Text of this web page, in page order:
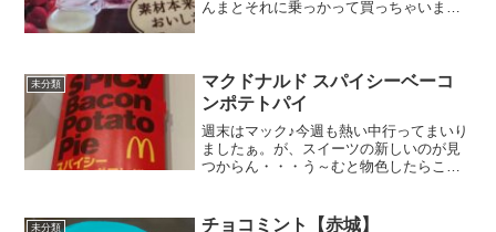
んまとそれに乗っかって買っちゃいまし
このモウのパッケージって...
未分類
マクドナルド スパイシーベーコ
ンポテトパイ
週末はマック♪今週も熱い中行ってまいり
ましたぁ。が、スイーツの新しいのが見
つからん・・・う～むと物色したらこれ
わけでアイスなコーヒーとセットで夏だ
未分類 チョコミント【赤城】